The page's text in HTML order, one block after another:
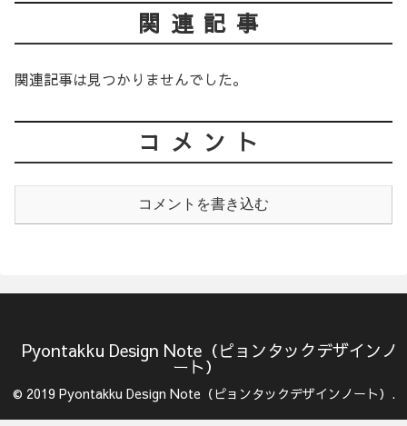
関連記事
関連記事は見つかりませんでした。
コメント
コメントを書き込む
Pyontakku Design Note（ピョンタックデザインノ
ート）
© 2019 Pyontakku Design Note（ピョンタックデザインノート）.